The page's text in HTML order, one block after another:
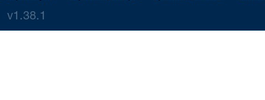
v1.38.1